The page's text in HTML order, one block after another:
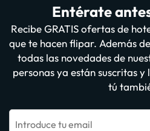
Entérate
Recibe GRATIS ofertas de
que te hacen flipar. Además
todas las novedades de
personas ya están suscritas
tú
Introduce tu email